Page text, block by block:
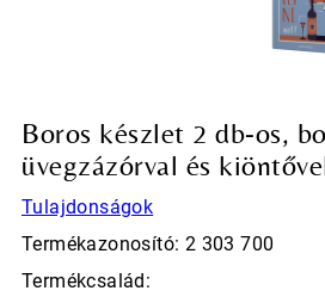
Boros készlet 2 db-os,
üvegzázórval és
Tulajdonságok
Termékazonosító: 2 303 700
Termékcsalád: